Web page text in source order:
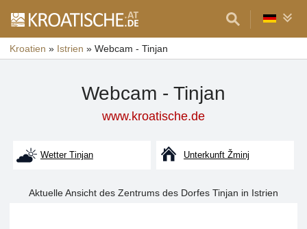
Kroatien » Istrien » Webcam - Tinjan
Webcam - Tinjan
www.kroatische.de
Wetter Tinjan Unterkunft Žminj
Aktuelle Ansicht des Zentrums des Dorfes Tinjan in Istrien